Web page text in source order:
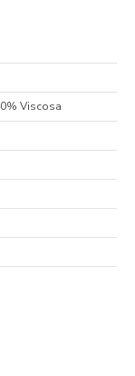
Viscosa